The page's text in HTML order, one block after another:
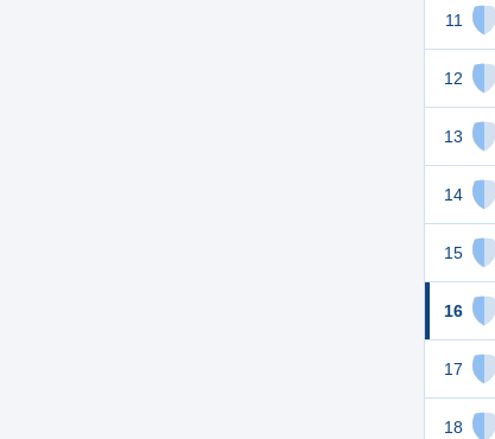
11
12
13
14
15
16
17
18